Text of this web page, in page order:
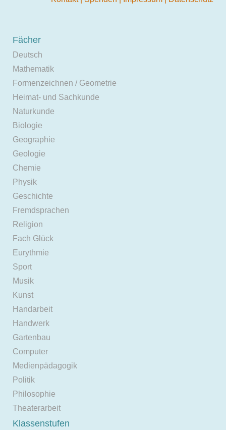
Fächer
Deutsch
Mathematik
Formenzeichnen / Geometrie
Heimat- und Sachkunde
Naturkunde
Biologie
Geographie
Geologie
Chemie
Physik
Geschichte
Fremdsprachen
Religion
Fach Glück
Eurythmie
Sport
Musik
Kunst
Handarbeit
Handwerk
Gartenbau
Computer
Medienpädagogik
Politik
Philosophie
Theaterarbeit
Klassenstufen